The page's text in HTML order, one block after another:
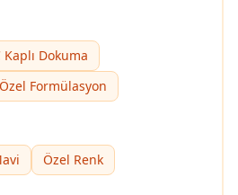
Kaplı Dokuma
Özel Formülasyon
Özel Renk